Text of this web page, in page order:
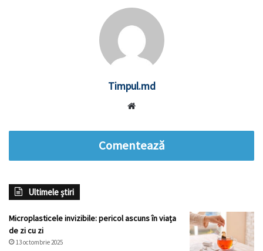
Timpul.md
Comentează
Ultimele știri
Microplasticele invizibile: pericol ascuns în viața
de zi cu zi
13 octombrie 2025